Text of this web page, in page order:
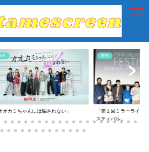
画
１回ミラーライアーフィルムズ・フェ
映画
「第一回横浜国際映画